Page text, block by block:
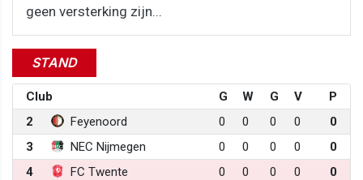
geen versterking zijn...
STAND
Club G W G V
P
2
Feyenoord 0 0 0 0
0
3
NEC Nijmegen 0 0 0 0
0
4
FC Twente 0 0 0 0
0